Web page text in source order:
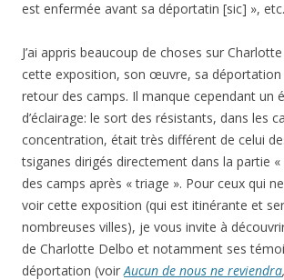
est enfermée avant sa déportatin [sic] »,
J’ai appris beaucoup de choses sur
cette exposition, son œuvre, sa déportation
retour des camps. Il manque cependant un
d’éclairage: le sort des résistants, dans les
concentration, était très différent de celui
tsiganes dirigés directement dans la partie
des camps après « triage ». Pour ceux qui
voir cette exposition (qui est itinérante et
nombreuses villes), je vous invite à
de Charlotte Delbo et notamment ses
déportation (voirAucun de nous ne reviendra,